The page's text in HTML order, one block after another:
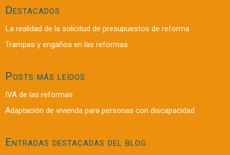
Destacados
La realidad de la solicitud de presupuestos de reforma
Trampas y engaños en las reformas
Posts más leídos
IVA de las reformas
Adaptación de vivienda para personas con discapacidad
Entradas destacadas del blog